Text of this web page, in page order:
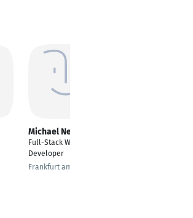
Michael Nelz
Full-Stack Web
Developer
Frankfurt am Main